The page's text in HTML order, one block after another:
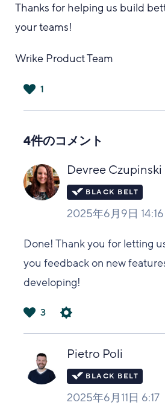
Thanks for helping us build
your teams!
Wrike Product Team
1
4件のコメント
Devree Czupinski
2025年6月9日 14:16
Done! Thank you for letting
you feedback on new
developing!
3
Pietro Poli
2025年6月11日 6:17